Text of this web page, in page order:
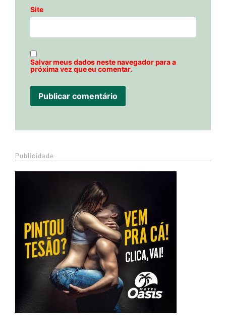
Site
Salvar meus dados neste navegador para a
próxima vez que eu comentar.
Publicidade